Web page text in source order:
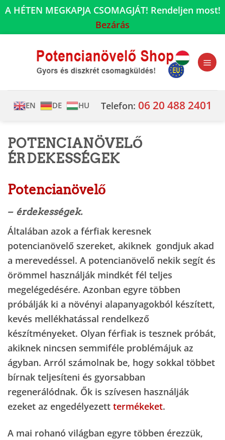
A HÉTEN MEGKAPJA CSOMAGJÁT! Rendeljen most!
Bezárás
EN DE HU Telefon: 06 20 488 2401
POTENCIANÖVELŐ
ÉRDEKESSÉGEK
Potencianövelő
– érdekességek.
Általában azok a férfiak keresnek
potencianövelő szereket, akiknek gondjuk akad
a merevedéssel. A potencianövelő nekik segít és
örömmel használják mindkét fél teljes
megelégedésére. Azonban egyre többen
próbálják ki a növényi alapanyagokból készített,
kevés mellékhatással rendelkező
készítményeket. Olyan férfiak is tesznek próbát,
akiknek nincsen semmiféle problémájuk az
ágyban. Arról számolnak be, hogy sokkal többet
bírnak teljesíteni és gyorsabban
regenerálódnak. Ők is szívesen használják
ezeket az engedélyezett termékeket.
A mai rohanó világban egyre többen érezzük,